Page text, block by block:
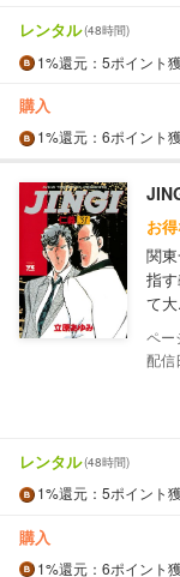
レンタル(48時間)
1%還元 ：5ポイント
購入
1%還元 ：6ポイント
お
関
指
て
配信
レンタル(48時間)
1%還元 ：5ポイント
購入
1%還元 ：6ポイント